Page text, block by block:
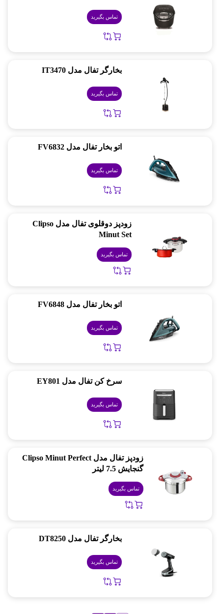
تماس بگیرید
بخارگر تفال مدل IT3470
تماس بگیرید
اتو بخار تفال مدل FV6832
تماس بگیرید
زودپز دوقلوی تفال مدل Clipso
Minut Set
تماس بگیرید
اتو بخار تفال مدل FV6848
تماس بگیرید
سرخ کن تفال مدل EY801
تماس بگیرید
زودپز تفال مدل Clipso Minut Perfect
گنجایش 7.5 لیتر
تماس بگیرید
بخارگر تفال مدل DT8250
تماس بگیرید